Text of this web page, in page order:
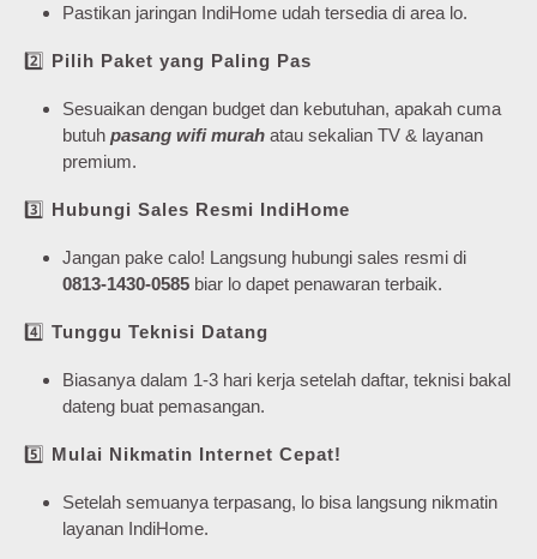
Pastikan jaringan IndiHome udah tersedia di area lo.
2️⃣ Pilih Paket yang Paling Pas
Sesuaikan dengan budget dan kebutuhan, apakah cuma
butuh pasang wifi murah atau sekalian TV & layanan
premium.
3️⃣ Hubungi Sales Resmi IndiHome
Jangan pake calo! Langsung hubungi sales resmi di
0813-1430-0585 biar lo dapet penawaran terbaik.
4️⃣ Tunggu Teknisi Datang
Biasanya dalam 1-3 hari kerja setelah daftar, teknisi bakal
dateng buat pemasangan.
5️⃣ Mulai Nikmatin Internet Cepat!
Setelah semuanya terpasang, lo bisa langsung nikmatin
layanan IndiHome.